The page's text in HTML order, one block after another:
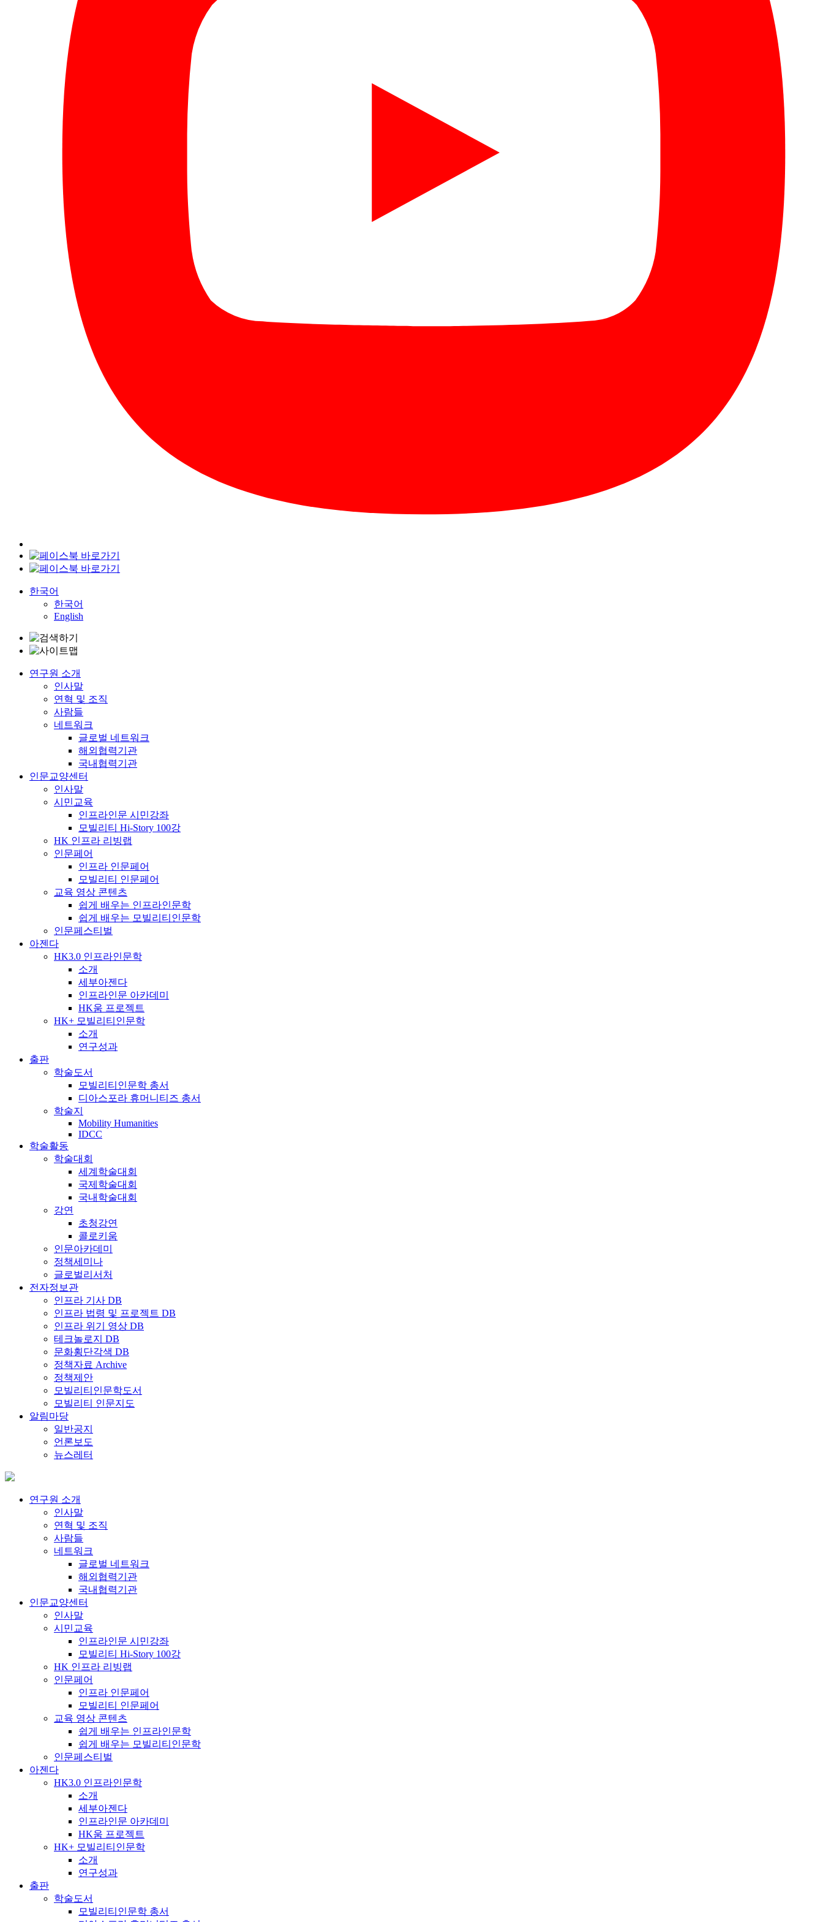
한국어
한국어
English
연구원 소개
인사말
연혁 및 조직
사람들
네트워크
글로벌 네트워크
해외협력기관
국내협력기관
인문교양센터
인사말
시민교육
인프라인문 시민강좌
모빌리티 Hi-Story 100강
HK 인프라 리빙랩
인문페어
인프라 인문페어
모빌리티 인문페어
교육 영상 콘텐츠
쉽게 배우는 인프라인문학
쉽게 배우는 모빌리티인문학
인문페스티벌
아젠다
HK3.0 인프라인문학
소개
세부아젠다
인프라인문 아카데미
HK움 프로젝트
HK+ 모빌리티인문학
소개
연구성과
출판
학술도서
모빌리티인문학 총서
디아스포라 휴머니티즈 총서
학술지
Mobility Humanities
IDCC
학술활동
학술대회
세계학술대회
국제학술대회
국내학술대회
강연
초청강연
콜로키움
인문아카데미
정책세미나
글로벌리서처
전자정보관
인프라 기사 DB
인프라 법령 및 프로젝트 DB
인프라 위기 영상 DB
테크놀로지 DB
문화횡단각색 DB
정책자료 Archive
정책제안
모빌리티인문학도서
모빌리티 인문지도
알림마당
일반공지
언론보도
뉴스레터
연구원 소개
인사말
연혁 및 조직
사람들
네트워크
글로벌 네트워크
해외협력기관
국내협력기관
인문교양센터
인사말
시민교육
인프라인문 시민강좌
모빌리티 Hi-Story 100강
HK 인프라 리빙랩
인문페어
인프라 인문페어
모빌리티 인문페어
교육 영상 콘텐츠
쉽게 배우는 인프라인문학
쉽게 배우는 모빌리티인문학
인문페스티벌
아젠다
HK3.0 인프라인문학
소개
세부아젠다
인프라인문 아카데미
HK움 프로젝트
HK+ 모빌리티인문학
소개
연구성과
출판
학술도서
모빌리티인문학 총서